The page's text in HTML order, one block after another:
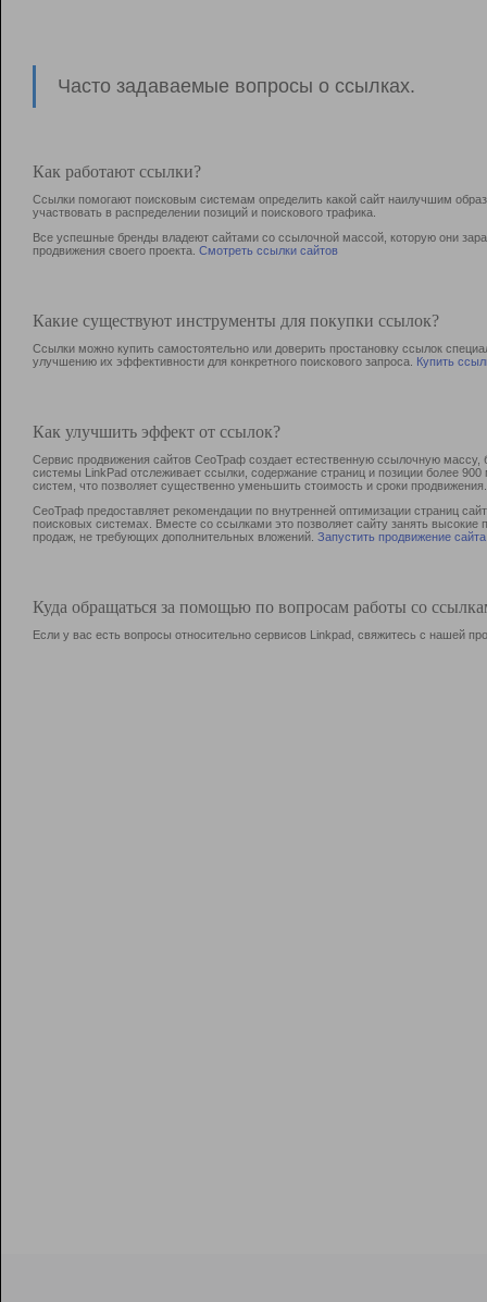
Часто задаваемые вопросы о ссылках.
Как работают ссылки?
Ссылки помогают поисковым системам определить какой сайт наилучшим
участвовать в раcпределении позиций и поискового трафика.
Все успешные бренды владеют сайтами со ссылочной массой, которую они
продвижения своего проекта. Смотреть ссылки сайтов
Какие существуют инструменты для покупки ссылок?
Ссылки можно купить самостоятельно или доверить простановку ссылок
улучшению их эффективности для конкретного поискового запроса. Купить
Как улучшить эффект от ссылок?
Сервис продвижения сайтов СеоТраф создает естественную ссылочную
системы LinkPad отслеживает ссылки, содержание страниц и позиции более
систем, что позволяет существенно уменьшить стоимость и сроки продвижения.
СеоТраф предоставляет рекомендации по внутренней оптимизации страниц
поисковых системах. Вместе со ссылками это позволяет сайту занять
продаж, не требующих дополнительных вложений. Запустить продвижение сайта
Куда обращаться за помощью по вопросам работы со
Если у вас есть вопросы относительно сервисов Linkpad, свяжитесь с нашей